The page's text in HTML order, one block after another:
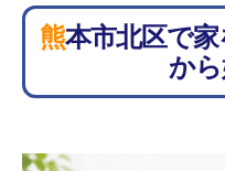
熊本市北区で家を売るなら、まず何
か